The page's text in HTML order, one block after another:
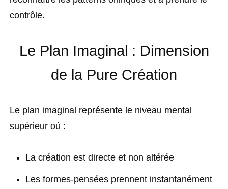
contrôle.
Le Plan Imaginal : Dimension
de la Pure Création
Le plan imaginal représente le niveau mental
supérieur où :
La création est directe et non altérée
Les formes-pensées prennent instantanément